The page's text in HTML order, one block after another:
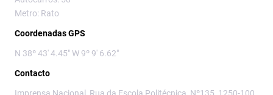
Metro: Rato
Coordenadas GPS
N 38º 43' 4.45" W 9º 9' 6.62"
Contacto
Imprensa Nacional, Rua da Escola Politécnica, Nº135, 1250-100